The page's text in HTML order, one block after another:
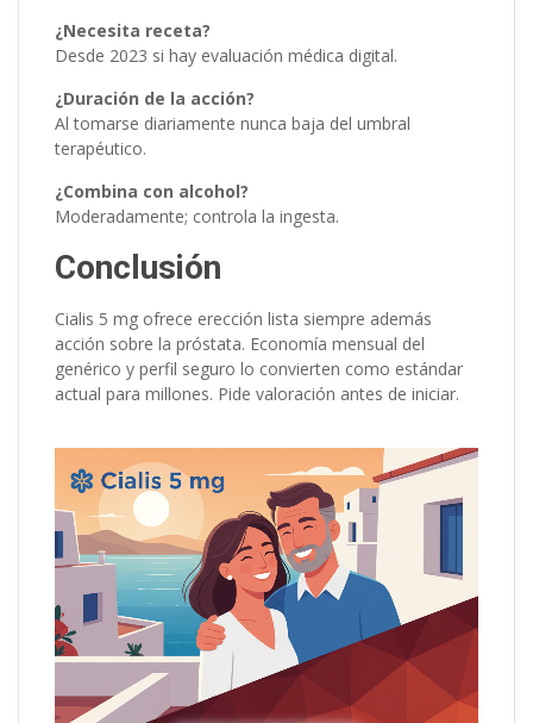
¿Necesita receta?
Desde 2023 si hay evaluación médica digital.
¿Duración de la acción?
Al tomarse diariamente nunca baja del umbral
terapéutico.
¿Combina con alcohol?
Moderadamente; controla la ingesta.
Conclusión
Cialis 5 mg ofrece erección lista siempre además
acción sobre la próstata. Economía mensual del
genérico y perfil seguro lo convierten como estándar
actual para millones. Pide valoración antes de iniciar.